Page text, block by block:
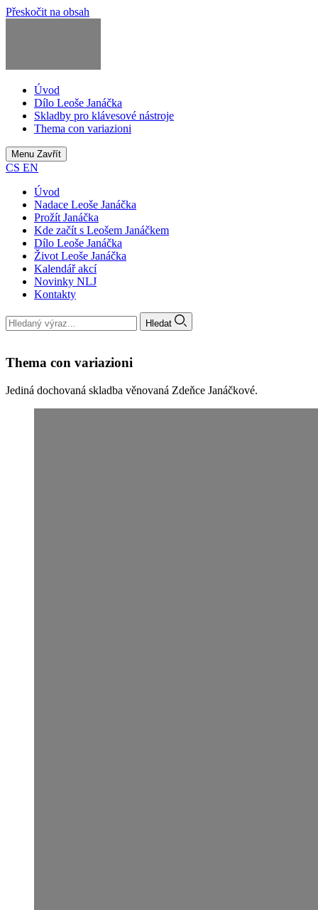
Přeskočit na obsah
Úvod
Dílo Leoše Janáčka
Skladby pro klávesové nástroje
Thema con variazioni
Menu Zavřít
CS EN
Úvod
Nadace Leoše Janáčka
Prožít Janáčka
Kde začít s Leošem Janáčkem
Dílo Leoše Janáčka
Život Leoše Janáčka
Kalendář akcí
Novinky NLJ
Kontakty
Hledat
Thema con variazioni
Jediná dochovaná skladba věnovaná Zdeňce Janáčkové.